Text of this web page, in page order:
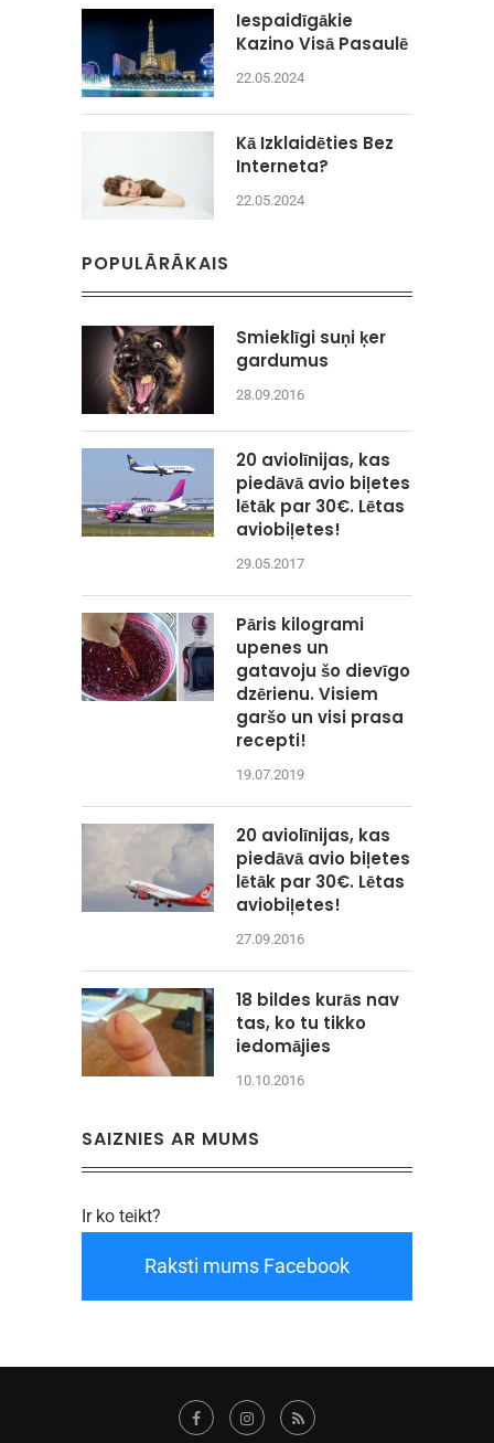
Iespaidīgākie
Kazino Visā Pasaulē
22.05.2024
Kā Izklaidēties Bez
Interneta?
22.05.2024
POPULĀRĀKAIS
Smieklīgi suņi ķer
gardumus
28.09.2016
20 aviolīnijas, kas
piedāvā avio biļetes
lētāk par 30€. Lētas
aviobiļetes!
29.05.2017
Pāris kilogrami
upenes un
gatavoju šo dievīgo
dzērienu. Visiem
garšo un visi prasa
recepti!
19.07.2019
20 aviolīnijas, kas
piedāvā avio biļetes
lētāk par 30€. Lētas
aviobiļetes!
27.09.2016
18 bildes kurās nav
tas, ko tu tikko
iedomājies
10.10.2016
SAIZNIES AR MUMS
Ir ko teikt?
Raksti mums Facebook